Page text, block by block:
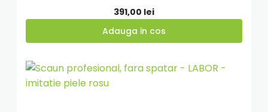
391,00 lei
Adauga in cos
Adauga